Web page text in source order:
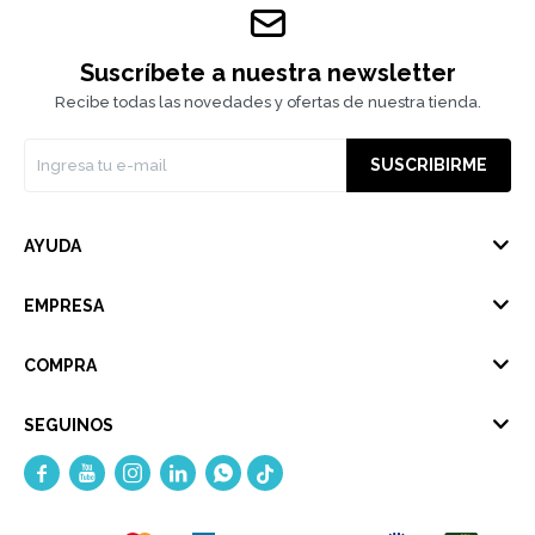
Suscríbete a nuestra newsletter
Recibe todas las novedades y ofertas de nuestra tienda.
SUSCRIBIRME
AYUDA
EMPRESA
COMPRA
SEGUINOS
    